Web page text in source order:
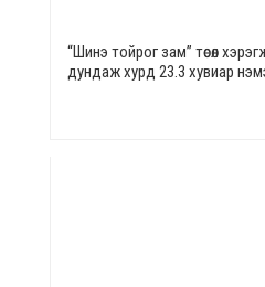
“Шинэ тойрог зам” төсөл
дундаж хурд 23.3 хувиар